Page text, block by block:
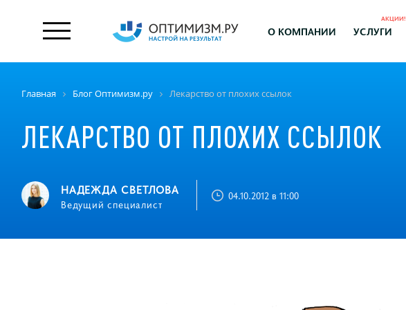
О КОМПАНИИ УСЛУГИ
АКЦИИ!
Главная Блог Оптимизм.ру Лекарство от плохих ссылок
ЛЕКАРСТВО ОТ ПЛОХИХ ССЫЛОК
НАДЕЖДА СВЕТЛОВА
Ведущий специалист
04.10.2012 в 11:00